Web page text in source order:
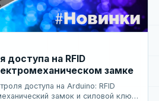
доступа на RFID
замке
доступа на Arduino: RFID
замок и силовой ключ.